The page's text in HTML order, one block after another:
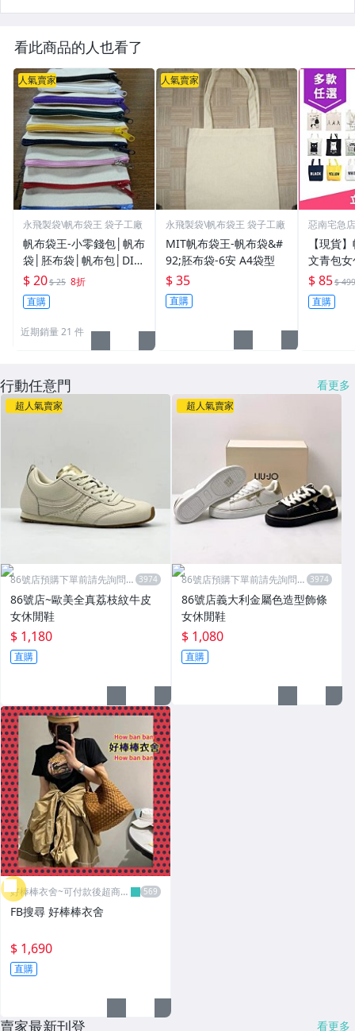
看此商品的人也看了
人氣賣家
永飛製袋\帆布袋王 袋子工廠
帆布袋王-小零錢包│帆布
袋│胚布袋│帆布包│DIY
蝶古巴特
$ 20$ 25 8折
直購
近期銷量 21 件
人氣賣家
永飛製袋\帆布袋王 袋子工廠
MIT帆布袋王-帆布袋&#
92;胚布袋-6安 A4袋型
$ 35
直購
惡南宅急店
【現貨
文青包
韓國文
店【
$ 85$ 499
直購
行動任意門 看更多
超人氣賣家
86號店預購下單前請先詢問數
86號店~歐美全真荔枝紋牛皮
女休閒鞋
$ 1,180
直購
超人氣賣家
86號店預購下單前請先詢問數
86號店義大利金屬色造型飾條
女休閒鞋
$ 1,080
直購
好棒棒衣舍~可付款後超商取
貨
FB搜尋 好棒棒衣舍
$ 1,690
直購
賣家最新刊登 看更多